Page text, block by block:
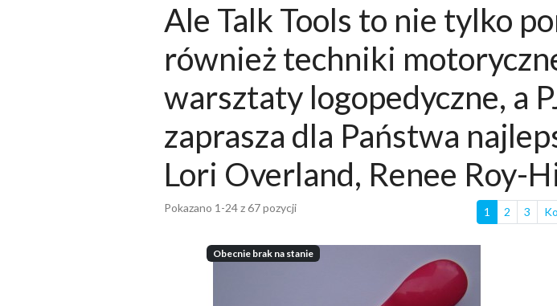
Ale Talk Tools to nie tylko
również techniki
warsztaty logopedyczne, a
zaprasza dla Państwa
Lori Overland, Renee Roy-
Pokazano 1-24 z 67 pozycji 1 2 3
Obecnie brak na stanie